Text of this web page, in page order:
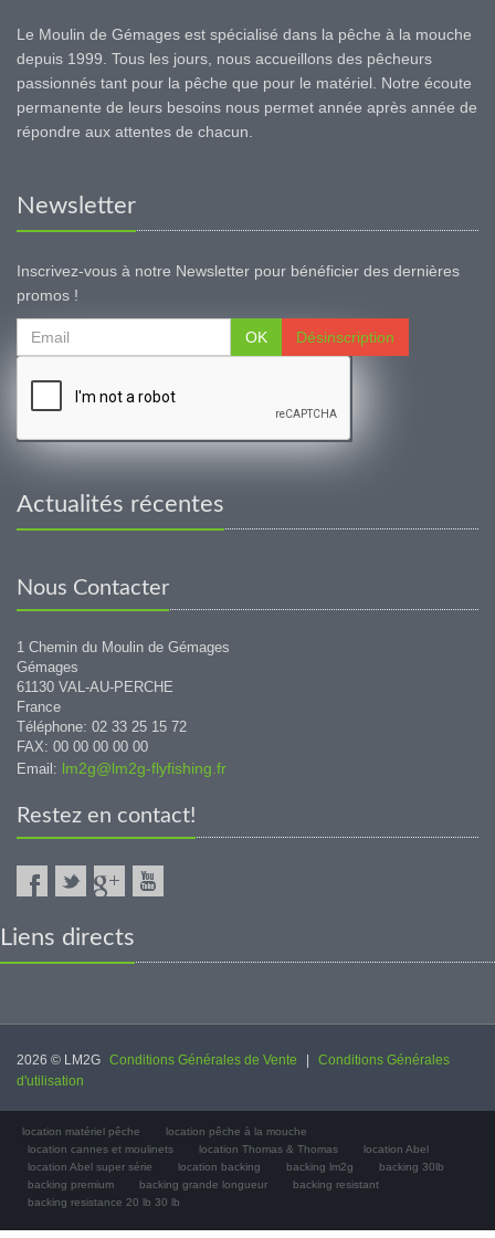
Le Moulin de Gémages est spécialisé dans la pêche à la mouche
depuis 1999. Tous les jours, nous accueillons des pêcheurs
passionnés tant pour la pêche que pour le matériel. Notre écoute
permanente de leurs besoins nous permet année après année de
répondre aux attentes de chacun.
Newsletter
Inscrivez-vous à notre Newsletter pour bénéficier des dernières
promos !
OK Désinscription
Actualités récentes
Nous Contacter
1 Chemin du Moulin de Gémages
Gémages
61130 VAL-AU-PERCHE
France
Téléphone: 02 33 25 15 72
FAX: 00 00 00 00 00
Email: lm2g@lm2g-flyfishing.fr
Restez en contact!
Liens directs
2026 © LM2G Conditions Générales de Vente
Conditions Générales
d'utilisation
location matériel pêche
location pêche à la mouche
location cannes et moulinets
location Thomas & Thomas
location Abel
location Abel super série
location backing backing lm2g
backing 30lb
backing premium
backing grande longueur
backing resistant
backing resistance 20 lb 30 lb